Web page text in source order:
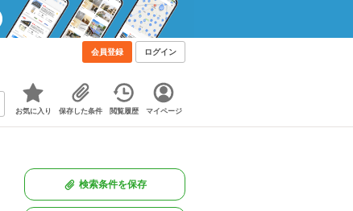
会員登録 ログイン
お気に入り 保存した条件 閲覧履歴 マイページ
検索条件を保存